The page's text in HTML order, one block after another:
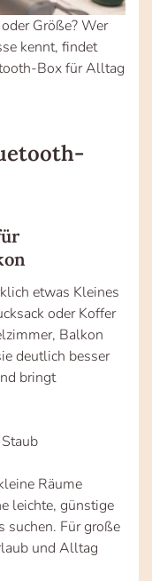
Größe? Wer
kennt, findet
Box für Alltag
etwas Kleines
oder Koffer
Balkon
deutlich besser
bringt
Räume
leichte, günstige
suchen. Für große
und Alltag